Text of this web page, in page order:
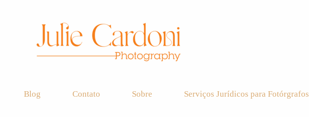
Blog Contato Sobre Serviços Jurídicos para Fotórgrafos